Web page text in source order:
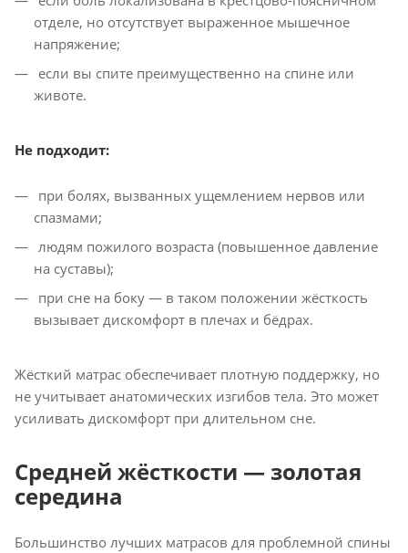
отделе, но отсутствует выраженное мышечное
напряжение;
если вы спите преимущественно на спине или
животе.
Не подходит:
при болях, вызванных ущемлением нервов или
спазмами;
людям пожилого возраста (повышенное давление
на суставы);
при сне на боку — в таком положении жёсткость
вызывает дискомфорт в плечах и бёдрах.
Жёсткий матрас обеспечивает плотную поддержку, но
не учитывает анатомических изгибов тела. Это может
усиливать дискомфорт при длительном сне.
Средней жёсткости — золотая
середина
Большинство лучших матрасов для проблемной спины